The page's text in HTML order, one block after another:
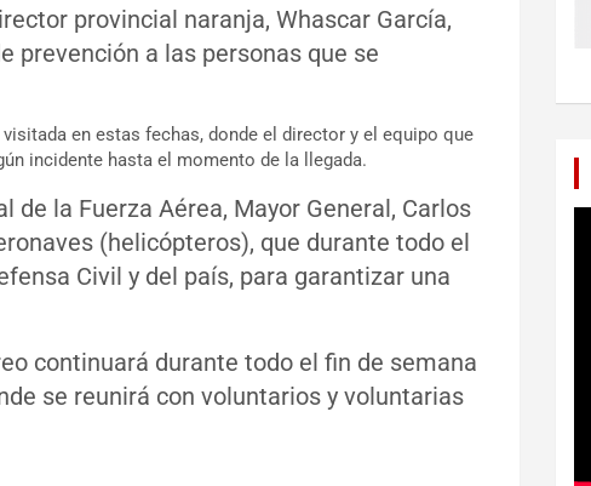
provincial naranja, Whascar García,
prevención a las personas que se
en estas fechas, donde el director y el equipo que
incidente hasta el momento de la llegada.
la Fuerza Aérea, Mayor General, Carlos
(helicópteros), que durante todo el
Civil y del país, para garantizar una
continuará durante todo el fin de semana
se reunirá con voluntarios y voluntarias